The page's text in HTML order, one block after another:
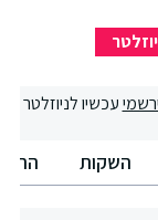
עכשיו לניוזלטר
השקות